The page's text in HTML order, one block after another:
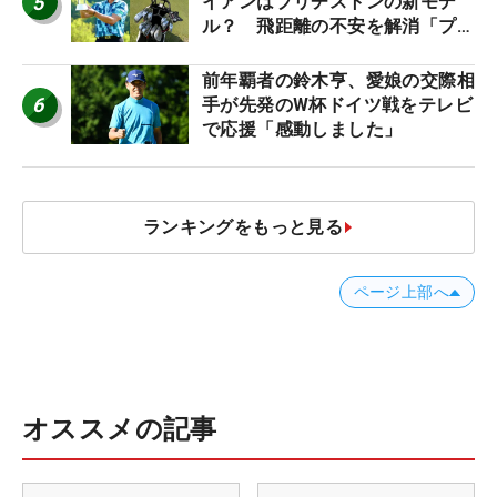
ル？ 飛距離の不安を解消「プラ
6
前年覇者の鈴木亨、愛娘の交際相
手が先発のW杯ドイツ戦をテレビ
で応援「感動しました」
ランキングをもっと見る
ページ上部へ
オススメの記事